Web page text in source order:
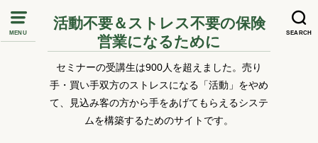
MENU SEARCH
活動不要＆ストレス不要の保険
営業になるために
セミナーの受講生は900人を超えました。売り
手・買い手双方のストレスになる「活動」をやめ
て、見込み客の方から手をあげてもらえるシステ
ムを構築するためのサイトです。